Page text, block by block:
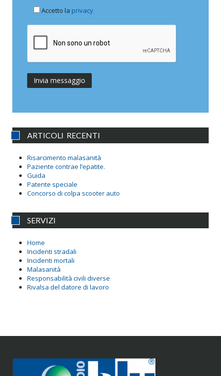
Accetto la privacy
ARTICOLI RECENTI
Risarcimento malasanità
Paziente contrae l’epatite.
Guida
Patente speciale
Concorso di colpa scooter auto
SERVIZI
Home
Incidenti stradali
Incidenti mortali
Malasanità
Responsabilità civili diverse
Rivalsa del datore di lavoro